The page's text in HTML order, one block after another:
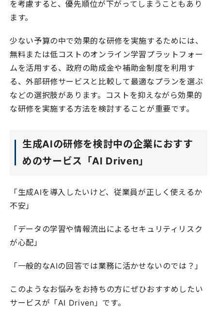
を考慮すると、優先順位が下がってしまうこともあり
ます。
少ない予算の中で効果的な研修を実施するためには、
無料または低コストのオンライン学習プラットフォー
ムを活用する、政府の助成金や補助金制度を利用す
る、外部研修サービスと比較して最適なプランを選ぶ
などの選択肢があります。コストを抑えながら効果的
な研修を実施する方法を検討することが重要です。
生成AIの研修を検討中の企業におすす
めのサービス「AI Driven」
「生成AIを導入したいけど、従業員が正しく使えるか
不安」
「データの学習や情報流出によるセキュリティリスク
が心配」
「一般的なAIの回答では業務に活かせないのでは？」
このようなお悩みをお持ちの方にぜひおすすめしたい
サービスが「AI Driven」です。